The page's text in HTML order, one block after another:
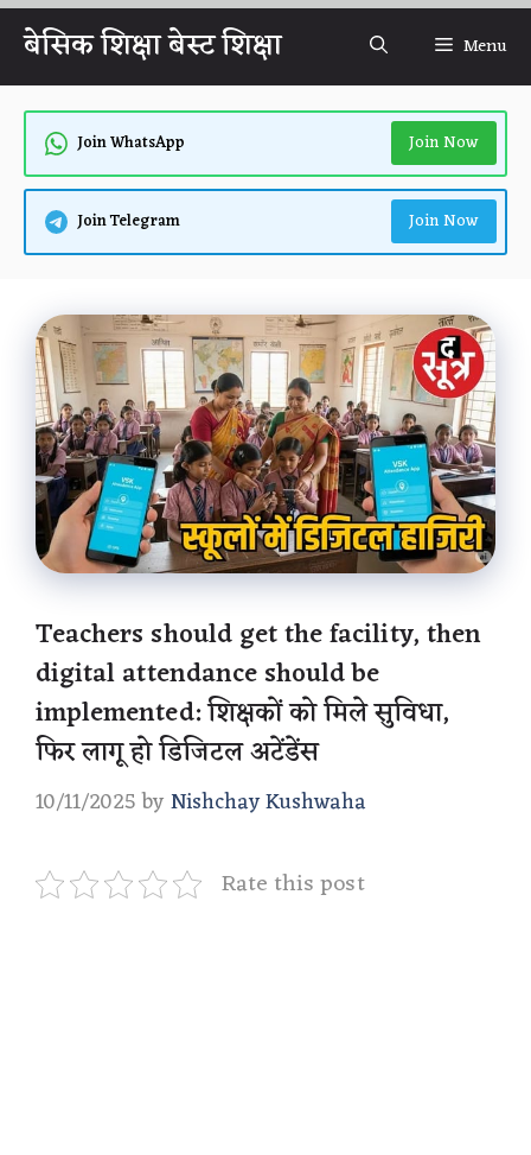
Skip
content
बेसिक शिक्षा बेस्ट शिक्षा Menu
Join WhatsApp Join Now
Join Telegram Join Now
Teachers should get the facility, then
digital attendance should be
implemented: शिक्षकों को मिले सुविधा,
फिर लागू हो डिजिटल अटेंडेंस
10/11/2025 byNishchay Kushwaha
Rate this post